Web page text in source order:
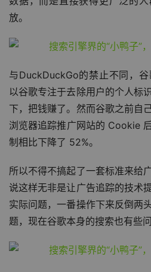
放。
与DuckDuckGo的禁止不同，
以谷歌专注于去除用户的个人标
下，把钱赚了。然而谷歌之前自
浏览器追踪推广网站的 Cookie
制相比下降了 52%。
所以不得不搞起了一套标准来给
说这样无非是让广告追踪的技术
实际问题，一番操作下来反倒两
题，现在谷歌本身的搜索也有些问